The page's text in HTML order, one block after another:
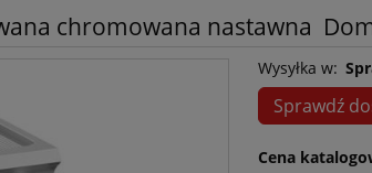
chromowana nastawna
Wysyłka w:
Sprawdź
Cena